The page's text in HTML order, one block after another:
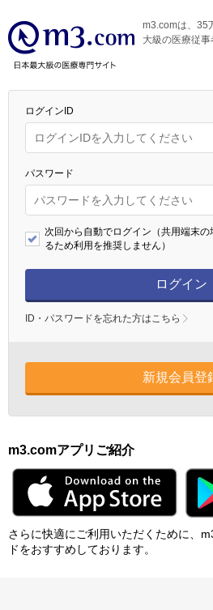
m3.comは、35
大級の医療従事
ログインID
パスワード
次回から自動でログイン（共用端末
るため利用を推奨しません）
ログイン
ID・パスワードを忘れた方はこちら
新規会員登
m3.comアプリご紹介
さらに快適にご利⽤いただくために、
ドをおすすめしております。